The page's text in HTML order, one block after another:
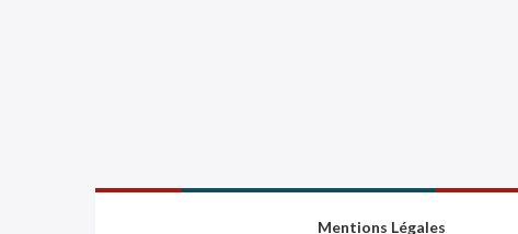
Mentions Légales